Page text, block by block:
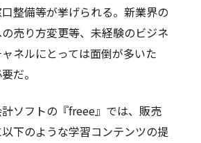
整備等が挙げられる。新業界の
売り方変更等、未経験のビジネ
ネルにとっては面倒が多いた
だ。
ソフトの『freee』では、販売
下のような学習コンテンツの提